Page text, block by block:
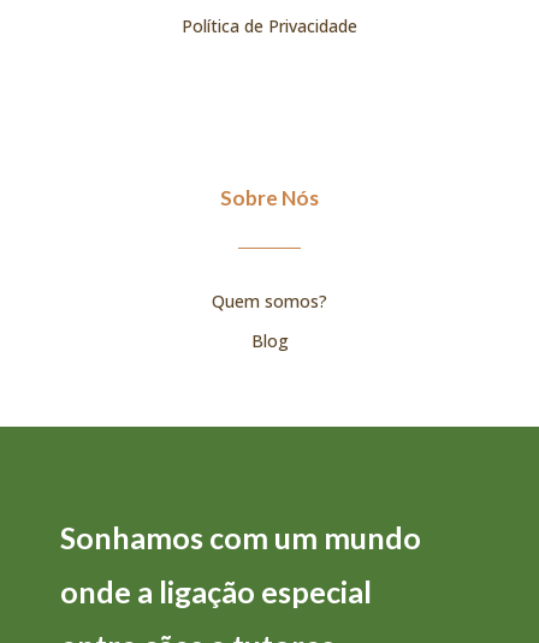
Política de Privacidade
Sobre Nós
Quem somos?
Blog
Sonhamos com um mundo
onde a ligação especial